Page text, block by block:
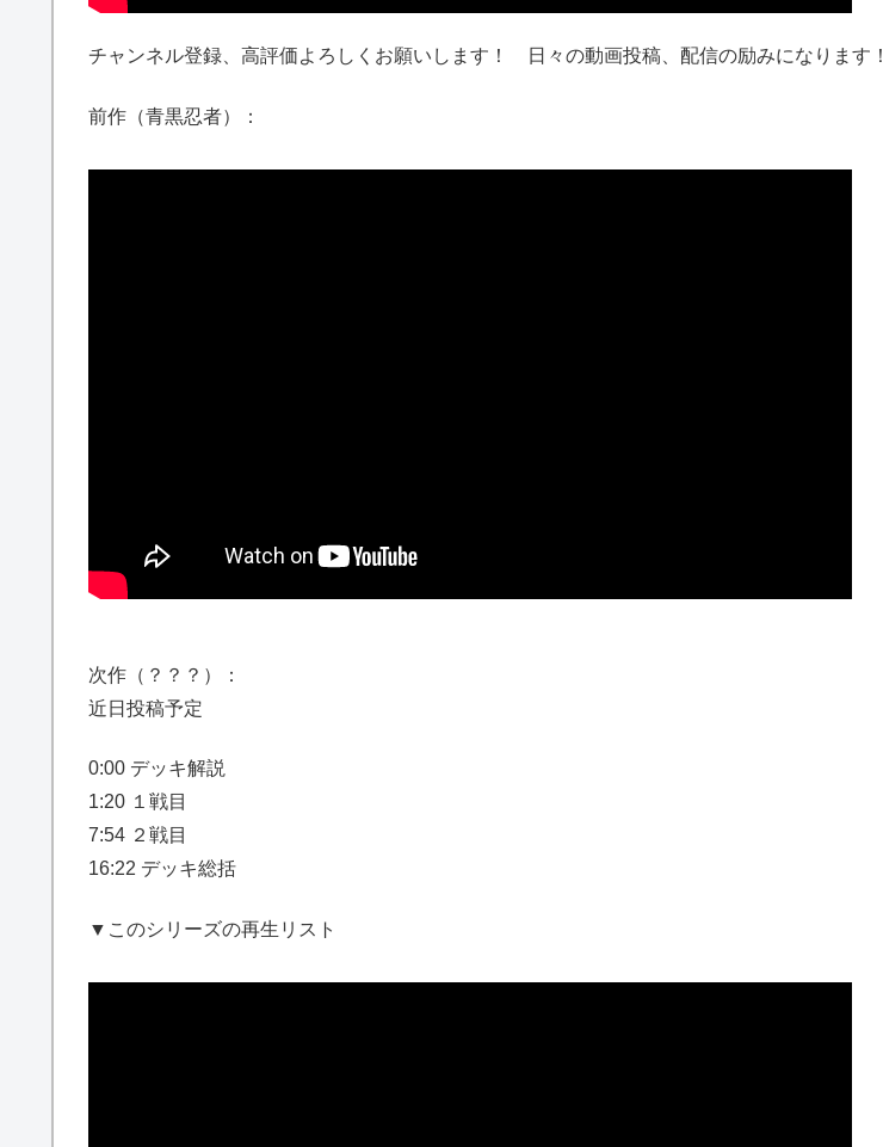
チャンネル登録、高評価よろしくお願いします！ 日々の動画投稿、配信の励みになります！
前作（青黒忍者）：
次作（？？？）：
近日投稿予定
0:00 デッキ解説
1:20 １戦目
7:54 ２戦目
16:22 デッキ総括
▼このシリーズの再生リスト